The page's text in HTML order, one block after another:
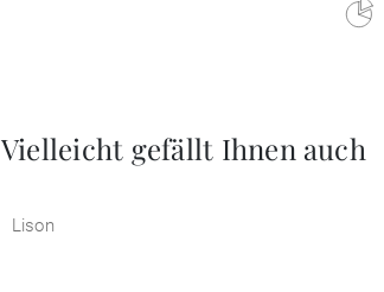
Vielleicht gefällt Ihnen auch
Lison